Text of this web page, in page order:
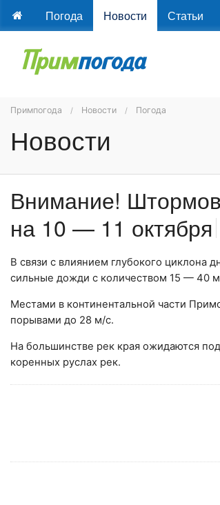
Погода Новости Статьи
Примпогода Новости Погода
Новости
Внимание!
на 10 — 11 октября
В связи с влиянием глубокого циклона
сильные дожди с количеством 15 — 40
Местами в континентальной части
порывами до 28 м/с.
На большинстве рек края ожидаются
коренных руслах рек.